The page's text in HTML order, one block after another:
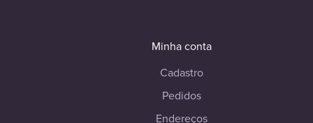
Minha conta
Cadastro
Pedidos
Endereços